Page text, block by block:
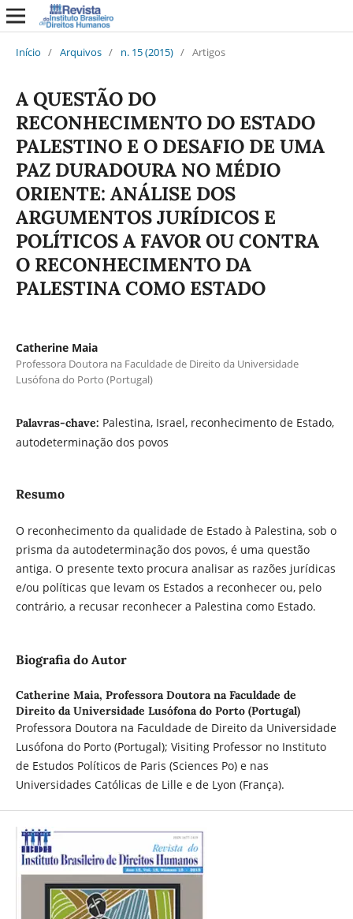
Início / Arquivos / n. 15 (2015) / Artigos
A QUESTÃO DO
RECONHECIMENTO DO ESTADO
PALESTINO E O DESAFIO DE UMA
PAZ DURADOURA NO MÉDIO
ORIENTE: ANÁLISE DOS
ARGUMENTOS JURÍDICOS E
POLÍTICOS A FAVOR OU CONTRA
O RECONHECIMENTO DA
PALESTINA COMO ESTADO
Catherine Maia
Professora Doutora na Faculdade de Direito da Universidade
Lusófona do Porto (Portugal)
Palavras-chave: Palestina, Israel, reconhecimento de Estado,
autodeterminação dos povos
Resumo
O reconhecimento da qualidade de Estado à Palestina, sob o
prisma da autodeterminação dos povos, é uma questão
antiga. O presente texto procura analisar as razões jurídicas
e/ou políticas que levam os Estados a reconhecer ou, pelo
contrário, a recusar reconhecer a Palestina como Estado.
Biografia do Autor
Catherine Maia, Professora Doutora na Faculdade de
Direito da Universidade Lusófona do Porto (Portugal)
Professora Doutora na Faculdade de Direito da Universidade
Lusófona do Porto (Portugal); Visiting Professor no Instituto
de Estudos Políticos de Paris (Sciences Po) e nas
Universidades Católicas de Lille e de Lyon (França).